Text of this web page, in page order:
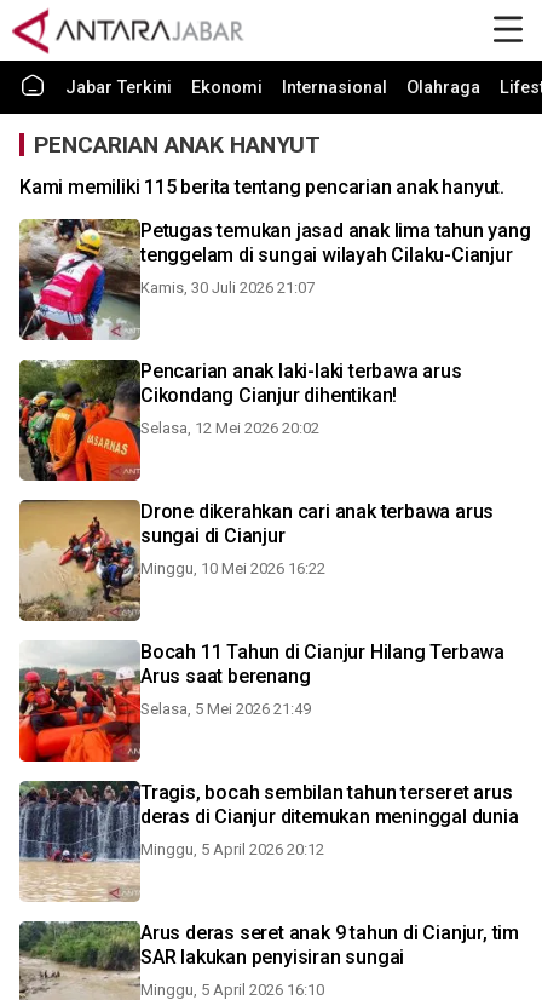
Jabar Terkini Ekonomi Internasional Olahraga
PENCARIAN ANAK HANYUT
Kami memiliki 115 berita tentang pencarian anak hanyut.
Petugas temukan jasad anak lima tahun yang
tenggelam di sungai wilayah Cilaku-Cianjur
Kamis, 30 Juli 2026 21:07
Pencarian anak laki-laki terbawa arus
Cikondang Cianjur dihentikan!
Selasa, 12 Mei 2026 20:02
Drone dikerahkan cari anak terbawa arus
sungai di Cianjur
Minggu, 10 Mei 2026 16:22
Bocah 11 Tahun di Cianjur Hilang Terbawa
Arus saat berenang
Selasa, 5 Mei 2026 21:49
Tragis, bocah sembilan tahun terseret arus
deras di Cianjur ditemukan meninggal dunia
Minggu, 5 April 2026 20:12
Arus deras seret anak 9 tahun di Cianjur, tim
SAR lakukan penyisiran sungai
Minggu, 5 April 2026 16:10